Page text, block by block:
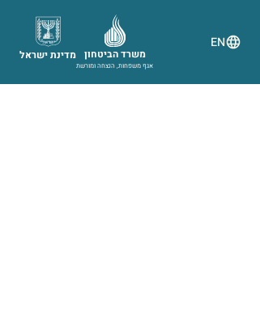
EN
מדינת ישראל משרד הביטחון
אגף משפחות, הנצחה ומורשת